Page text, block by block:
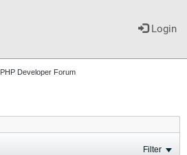
Login
PHP Developer Forum
Filter